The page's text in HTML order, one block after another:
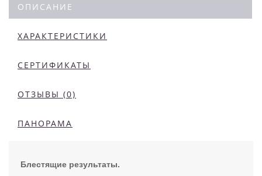
ОПИСАНИЕ
ХАРАКТЕРИСТИКИ
СЕРТИФИКАТЫ
ОТЗЫВЫ (0)
ПАНОРАМА
Блестящие результаты.